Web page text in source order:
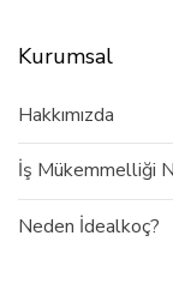
Kurumsal
Hakkımızda
İş Mükemmelliği
Neden İdealkoç?